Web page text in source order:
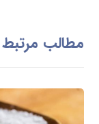
مطالب